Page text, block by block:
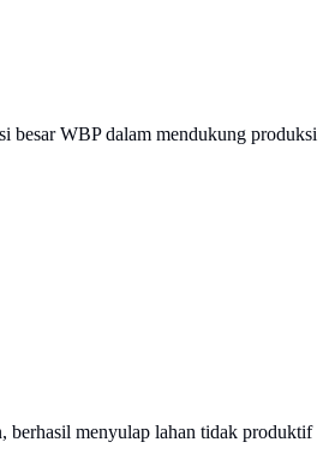
besar WBP dalam mendukung produksi
berhasil menyulap lahan tidak produktif